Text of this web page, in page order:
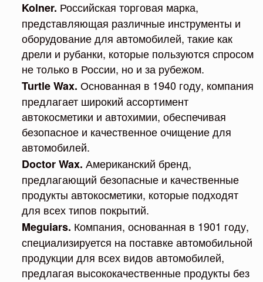
Kolner. Российская торговая марка,
представляющая различные инструменты и
оборудование для автомобилей, такие как
дрели и рубанки, которые пользуются спросом
не только в России, но и за рубежом.
Turtle Wax. Основанная в 1940 году, компания
предлагает широкий ассортимент
автокосметики и автохимии, обеспечивая
безопасное и качественное очищение для
автомобилей.
Doctor Wax. Американский бренд,
предлагающий безопасные и качественные
продукты автокосметики, которые подходят
для всех типов покрытий.
Meguiars. Компания, основанная в 1901 году,
специализируется на поставке автомобильной
продукции для всех видов автомобилей,
предлагая высококачественные продукты без